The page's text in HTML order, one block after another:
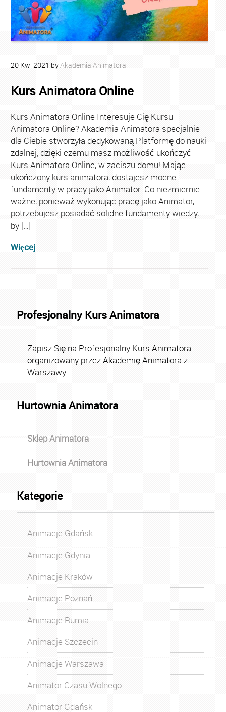
20 Kwi 2021 byAkademia Animatora
Kurs Animatora Online
Kurs Animatora Online Interesuje Cię Kursu
Animatora Online? Akademia Animatora specjalnie
dla Ciebie stworzyła dedykowaną Platformę do nauki
zdalnej, dzięki czemu masz możliwość ukończyć
Kurs Animatora Online, w zaciszu domu! Mając
ukończony kurs animatora, dostajesz mocne
fundamenty w pracy jako Animator. Co niezmiernie
ważne, ponieważ wykonując pracę jako Animator,
potrzebujesz posiadać solidne fundamenty wiedzy,
by […]
Więcej
Profesjonalny Kurs Animatora
Zapisz Się na Profesjonalny Kurs Animatora
organizowany przez Akademię Animatora z
Warszawy.
Hurtownia Animatora
Sklep Animatora
Hurtownia Animatora
Kategorie
Animacje Gdańsk
Animacje Gdynia
Animacje Kraków
Animacje Poznań
Animacje Rumia
Animacje Szczecin
Animacje Warszawa
Animator Czasu Wolnego
Animator Gdańsk